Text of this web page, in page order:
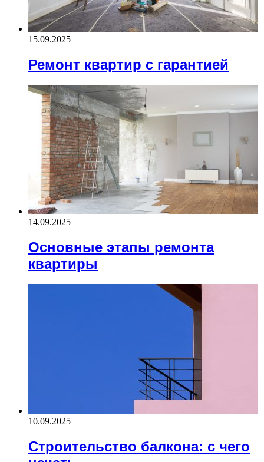
15.09.2025
Ремонт квартир с гарантией
14.09.2025
Основные этапы ремонта
квартиры
10.09.2025
Строительство балкона: с чего